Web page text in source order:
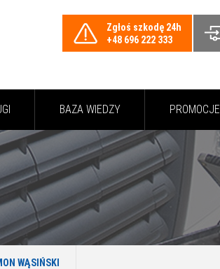
Zgłoś szkodę 24h
+48 696 222 333
BAZA WIEDZY PROMOCJE
WĄSIŃSKI